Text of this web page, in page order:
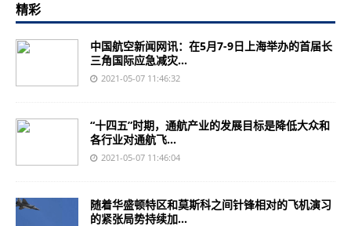
精彩
中国航空新闻网讯：在5月7-9日上海举办的首届长
三角国际应急减灾...
2021-05-07 11:46:32
“十四五”时期，通航产业的发展目标是降低大众和
各行业对通航飞...
2021-05-07 11:46:04
随着华盛顿特区和莫斯科之间针锋相对的飞机演习
的紧张局势持续加...